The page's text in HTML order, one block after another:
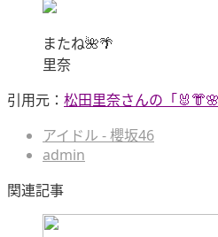
またね🌺🌴
里奈
引用元： 松田里奈さんの「🐰👘🌸
アイドル - 櫻坂46
admin
関連記事